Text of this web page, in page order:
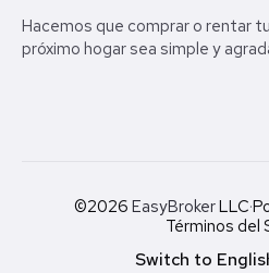
Hacemos que comprar o rentar tu
próximo hogar sea simple y
©2026 EasyBrokerLLC·
Términos del
Switch to